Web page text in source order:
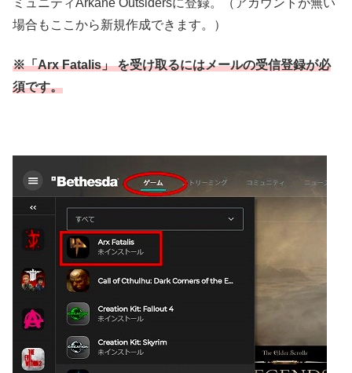
ミュニティArkane Outsidersに登録。（アカウントが無い
場合もここから新規作成できます。）
※「Arx Fatalis」 を受け取るにはメールの受信登録が必
須です。